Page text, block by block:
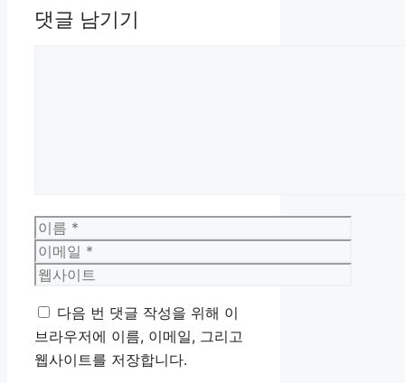
댓글 남기기
이
름
이
메
웹
이
트
다음 번 댓글 작성을 위해 이
브라우저에 이름, 이메일, 그리고
웹사이트를 저장합니다.